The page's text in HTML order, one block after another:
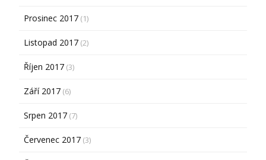
Prosinec 2017 (1)
Listopad 2017 (2)
Říjen 2017 (3)
Září 2017 (6)
Srpen 2017 (7)
Červenec 2017 (3)